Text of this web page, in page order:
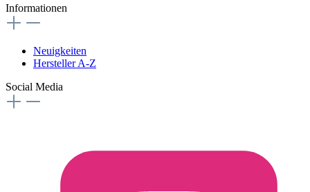
Informationen
Neuigkeiten
Hersteller A-Z
Social Media